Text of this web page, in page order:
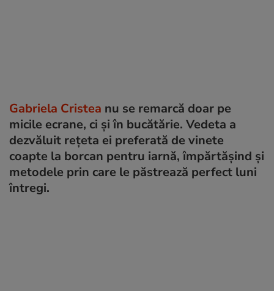
Gabriela Cristea nu se remarcă doar pe
micile ecrane, ci și în bucătărie. Vedeta a
dezvăluit rețeta ei preferată de vinete
coapte la borcan pentru iarnă, împărtășind și
metodele prin care le păstrează perfect luni
întregi.